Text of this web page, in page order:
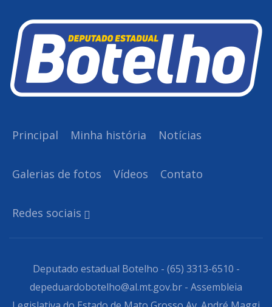
Principal Minha história Notícias
Galerias de fotos Vídeos Contato
Redes sociais
Deputado estadual Botelho - (65) 3313-6510 -
depeduardobotelho@al.mt.gov.br - Assembleia